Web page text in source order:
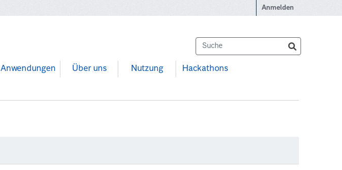
Anmelden
Anwendungen Über uns Nutzung Hackathons